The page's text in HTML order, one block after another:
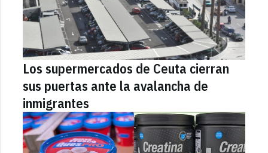
Los supermercados de Ceuta cierran
sus puertas ante la avalancha de
inmigrantes